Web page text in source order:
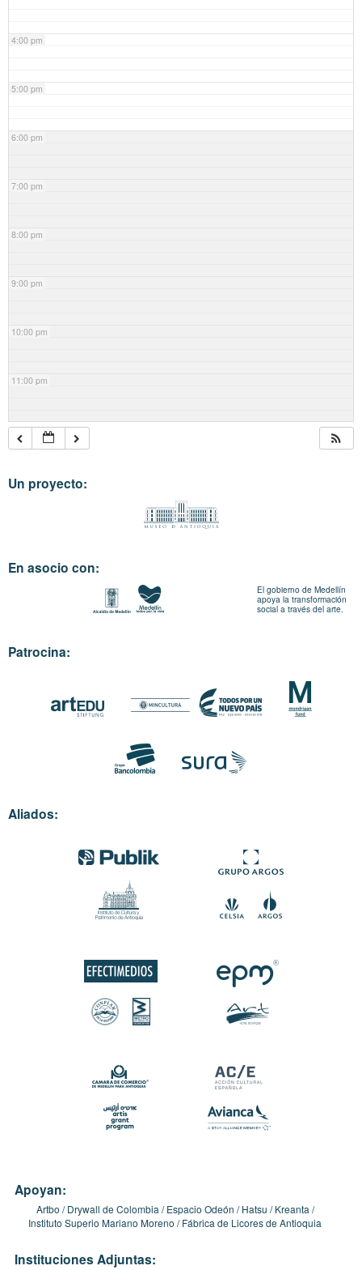
4:00 pm
5:00 pm
6:00 pm
7:00 pm
8:00 pm
9:00 pm
10:00 pm
11:00 pm
Un proyecto:
En asocio con:
El gobierno de Medellín
apoya la transformación
social a través del arte.
Patrocina:
Aliados:
Apoyan:
Artbo Drywall de Colombia Espacio Odeón Hatsu
Kreanta
Instituto Superio Mariano Moreno
Fábrica de Licores de Antioquia
Instituciones Adjuntas: